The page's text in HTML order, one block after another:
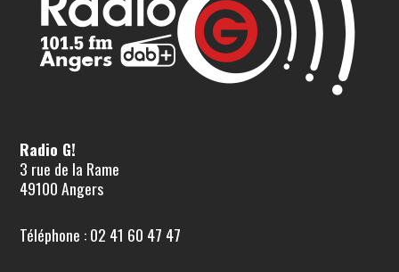
Radio G!
3 rue de la Rame
49100 Angers
Téléphone : 02 41 60 47 47